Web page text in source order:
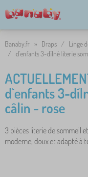
Banaby.fr » Draps / Linge
/ d`enfants 3-dílné literie
d`enfants 3-
câlin - rose
3 pièces literie de sommeil
moderne, doux et adapté à